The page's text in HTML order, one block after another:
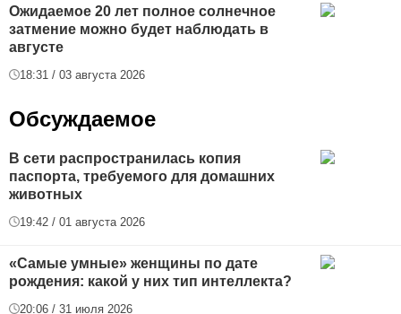
Ожидаемое 20 лет полное солнечное
затмение можно будет наблюдать в
августе
18:31 / 03 августа 2026
Обсуждаемое
В сети распространилась копия
паспорта, требуемого для домашних
животных
19:42 / 01 августа 2026
«Самые умные» женщины по дате
рождения: какой у них тип интеллекта?
20:06 / 31 июля 2026